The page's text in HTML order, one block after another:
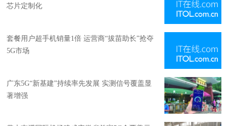
芯片定制化
套餐用户超手机销量1倍 运营商“拔苗助长”抢夺
5G市场
广东5G“新基建”持续率先发展 实测信号覆盖显
著增强